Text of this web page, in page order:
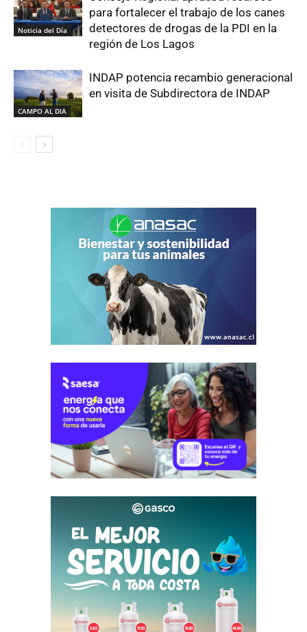
Noticia del Día
para fortalecer el trabajo de los canes
detectores de drogas de la PDI en la
región de Los Lagos
CAMPO AL DIA
INDAP potencia recambio generacional
en visita de Subdirectora de INDAP